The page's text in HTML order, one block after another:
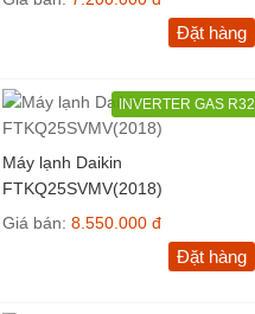
Đặt hàng
INVERTER GAS R32
Máy lạnh Daikin
FTKQ25SVMV(2018)
Giá bán: 8.550.000 đ
Đặt hàng